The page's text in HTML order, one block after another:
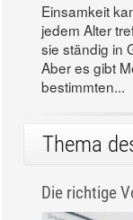
Einsamkeit
jedem Alter
sie ständig in
Aber es gibt
bestimmten...
Thema
Die richtige